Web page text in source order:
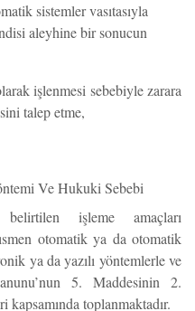
sistemler vasıtasıyla
aleyhine bir sonucun
işlenmesi sebebiyle zarara
talep etme,
Ve Hukuki Sebebi
işleme amaçları
otomatik ya da otomatik
ya da yazılı yöntemlerle ve
5. Maddesinin 2.
kapsamında toplanmaktadır.